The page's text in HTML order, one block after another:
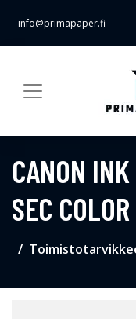
info@primapaper.fi
CANON
SEC